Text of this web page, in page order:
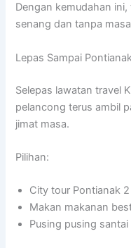
Dengan kemudahan
senang dan tanpa
Lepas Sampai
Selepas lawatan travel
pelancong terus ambil
jimat masa.
Pilihan:
City tour Pontianak
Makan makanan
Pusing pusing